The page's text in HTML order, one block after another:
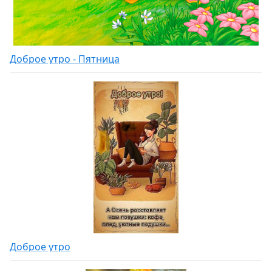
Доброе утро - Пятница
Доброе утро